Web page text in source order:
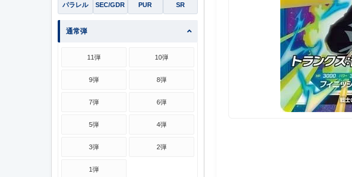
パラレル SEC/GDR PUR SR
通常弾
11弾 10弾
9弾 8弾
7弾 6弾
5弾 4弾
3弾 2弾
1弾